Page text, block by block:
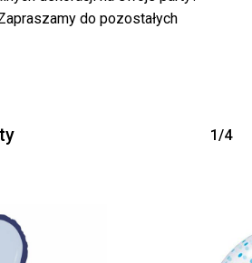
do pozostałych
1/4